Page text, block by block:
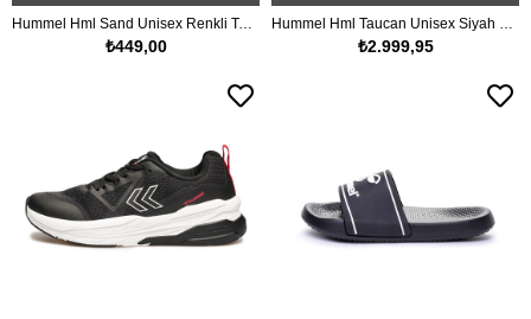
Hummel Hml Sand Unisex Renkli Terlik
₺449,00
Hummel Hml Taucan Unisex Siyah Spor Ayakkabı
₺2.999,95